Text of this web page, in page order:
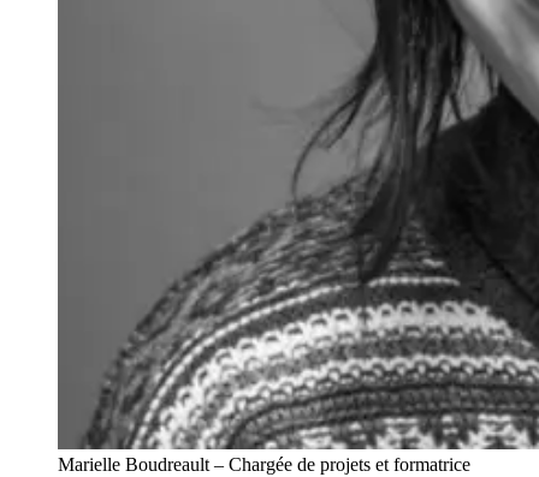
Marielle Boudreault – Chargée de projets et formatrice